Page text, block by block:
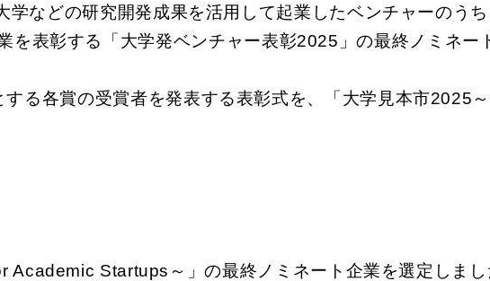
などの研究開発成果を活用して起業したベンチャーのう
を表彰する「大学発ベンチャー表彰2025」の最終ノミネー
る各賞の受賞者を発表する表彰式を、「大学見本市2025
Startups～」の最終ノミネート企業を選定しまし